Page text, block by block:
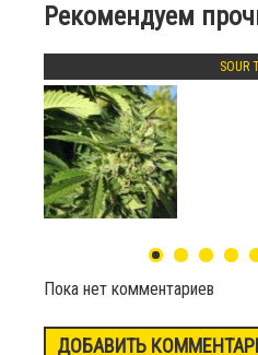
Рекомендуем
SOUR
Пока нет комментариев
ДОБАВИТЬ